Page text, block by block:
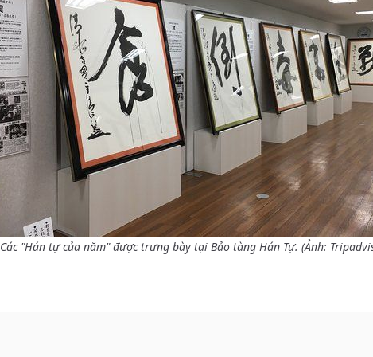
Các "Hán tự của năm" được trưng bày tại Bảo tàng Hán Tự. (Ảnh: